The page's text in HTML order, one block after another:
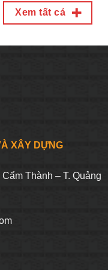
Xem tất cả
XÂY DỰNG
Thành – T. Quảng